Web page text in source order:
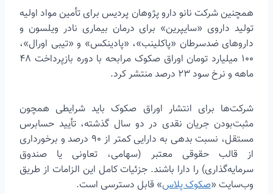
همچنین شرکت نانو دارو پژوهان پردیس برای تأمین مواد اولیه
تولید داروی «سایپرین» برای درمان بیماری نادر ویلسون و
داروهای ضدسرطان «پاکلینب»، «پادینکس» و «تیبی اورال»،
۱۰۰ میلیارد تومان اوراق صکوک مرابحه با دوره بازپرداخت ۴۸
ماهه و نرخ سود ۲۳ درصد منتشر کرد.
شرکت‌ها برای انتشار اوراق صکوک باید شرایطی همچون
مثبت‌بودن جریان نقدی در دو سال گذشته، تأیید حسابرس
مستقل، نسبت بدهی به دارایی کمتر از ۹۰ درصد و برخورداری
از قالب حقوقی معتبر (سهامی، تعاونی یا صندوق
سرمایه‌گذاری) را دارا باشند. جزئیات کامل این الزامات از طریق
وب‌سایت «صکوک پلاس» قابل دسترسی است.